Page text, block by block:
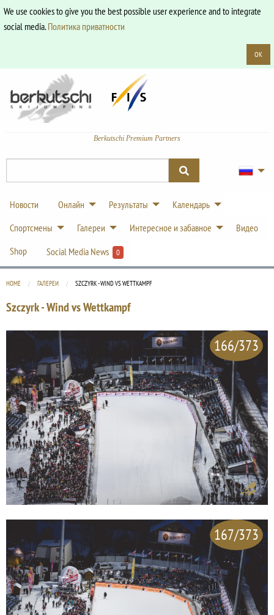
We use cookies to give you the best possible user experience and to integrate
social media.Политика приватности
OK
Berkutschi Premium Partners
Новости Онлайн Результаты
Календарь
Спортсмены
Галереи Интересное и забавное
Видео
Shop
Social Media News 0
HOME ГАЛЕРЕИ CURRENT:
SZCZYRK - WIND VS WETTKAMPF
Szczyrk - Wind vs Wettkampf
166/373
167/373